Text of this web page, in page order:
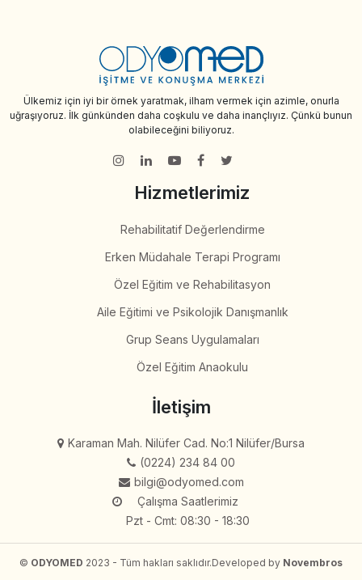
Ülkemiz için iyi bir örnek yaratmak, ilham vermek için azimle, onurla
uğraşıyoruz. İlk günkünden daha coşkulu ve daha inançlıyız. Çünkü bunun
olabileceğini biliyoruz.
Hizmetlerimiz
Özel Eğitim ve Rehabilitasyon
Özel Eğitim Anaokulu
İletişim
Çalışma Saatlerimiz
Pzt - Cmt: 08:30 - 18:30